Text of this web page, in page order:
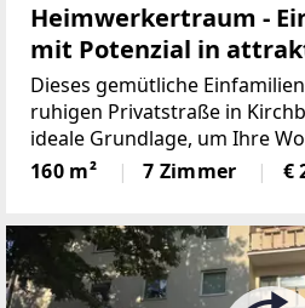
Heimwerkertraum -
mit Potenzial in
Lage
Dieses gemütliche
ruhigen Privatstraße in
ideale Grundlage, um Ihre
verwirklichen.Ob als Familie,
leidenschaftlicher
160 m² 7 Zimmer €